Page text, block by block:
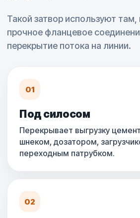
Такой затвор используют там,
прочное фланцевое
перекрытие потока на линии.
01
Под силосом
Перекрывает выгрузку
шнеком, дозатором,
переходным патрубком.
02